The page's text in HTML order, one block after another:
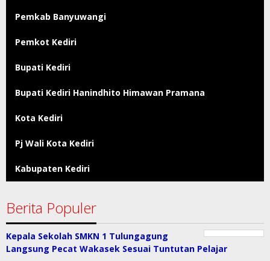
Pemkab Banyuwangi
Pemkot Kediri
Bupati Kediri
Bupati Kediri Hanindhito Himawan Pramana
Kota Kediri
Pj Wali Kota Kediri
Kabupaten Kediri
Berita Populer
Kepala Sekolah SMKN 1 Tulungagung
Langsung Pecat Wakasek Sesuai Tuntutan Pelajar